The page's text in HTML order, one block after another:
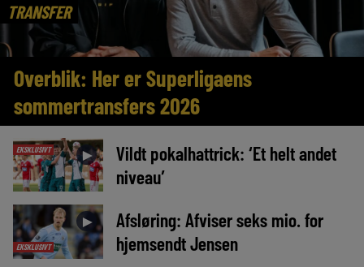
TRANSFER
Overblik: Her er Superligaens
sommertransfers 2026
EKSKLUSIVT ►
Vildt pokalhattrick: ‘Et helt andet
niveau’
EKSKLUSIVT
►
Afsløring: Afviser seks mio. for
hjemsendt Jensen